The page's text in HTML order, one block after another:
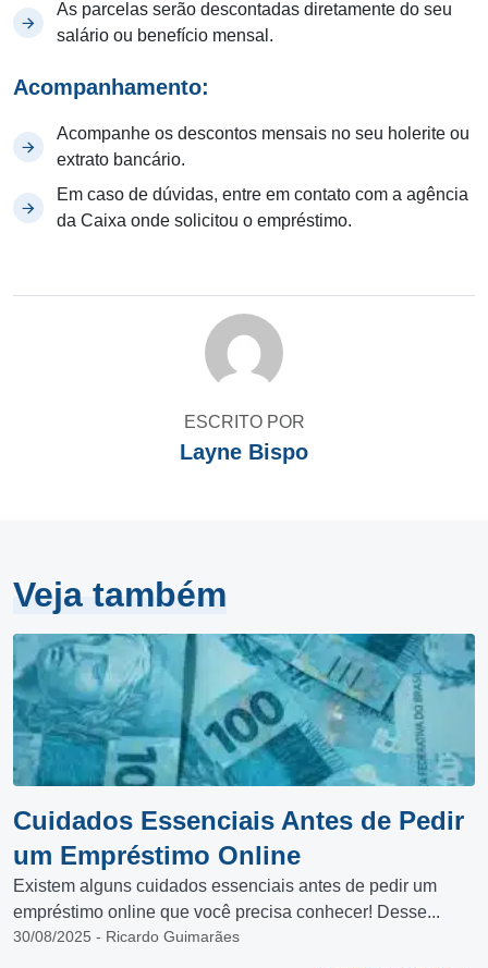
As parcelas serão descontadas diretamente do seu
salário ou benefício mensal.
Acompanhamento:
Acompanhe os descontos mensais no seu holerite ou
extrato bancário.
Em caso de dúvidas, entre em contato com a agência
da Caixa onde solicitou o empréstimo.
ESCRITO POR
Layne Bispo
Veja também
Cuidados Essenciais Antes de Pedir
um Empréstimo Online
Existem alguns cuidados essenciais antes de pedir um
empréstimo online que você precisa conhecer! Desse...
30/08/2025 - Ricardo Guimarães